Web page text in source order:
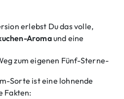
erlebst Du das volle,
Aromaund eine
zum eigenen Fünf-Sterne-
Sorte ist eine lohnende
Fakten: